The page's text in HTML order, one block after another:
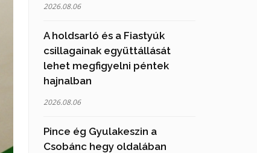
2026.08.06
A holdsarló és a Fiastyúk
csillagainak együttállását
lehet megfigyelni péntek
hajnalban
2026.08.06
Pince ég Gyulakeszin a
Csobánc hegy oldalában